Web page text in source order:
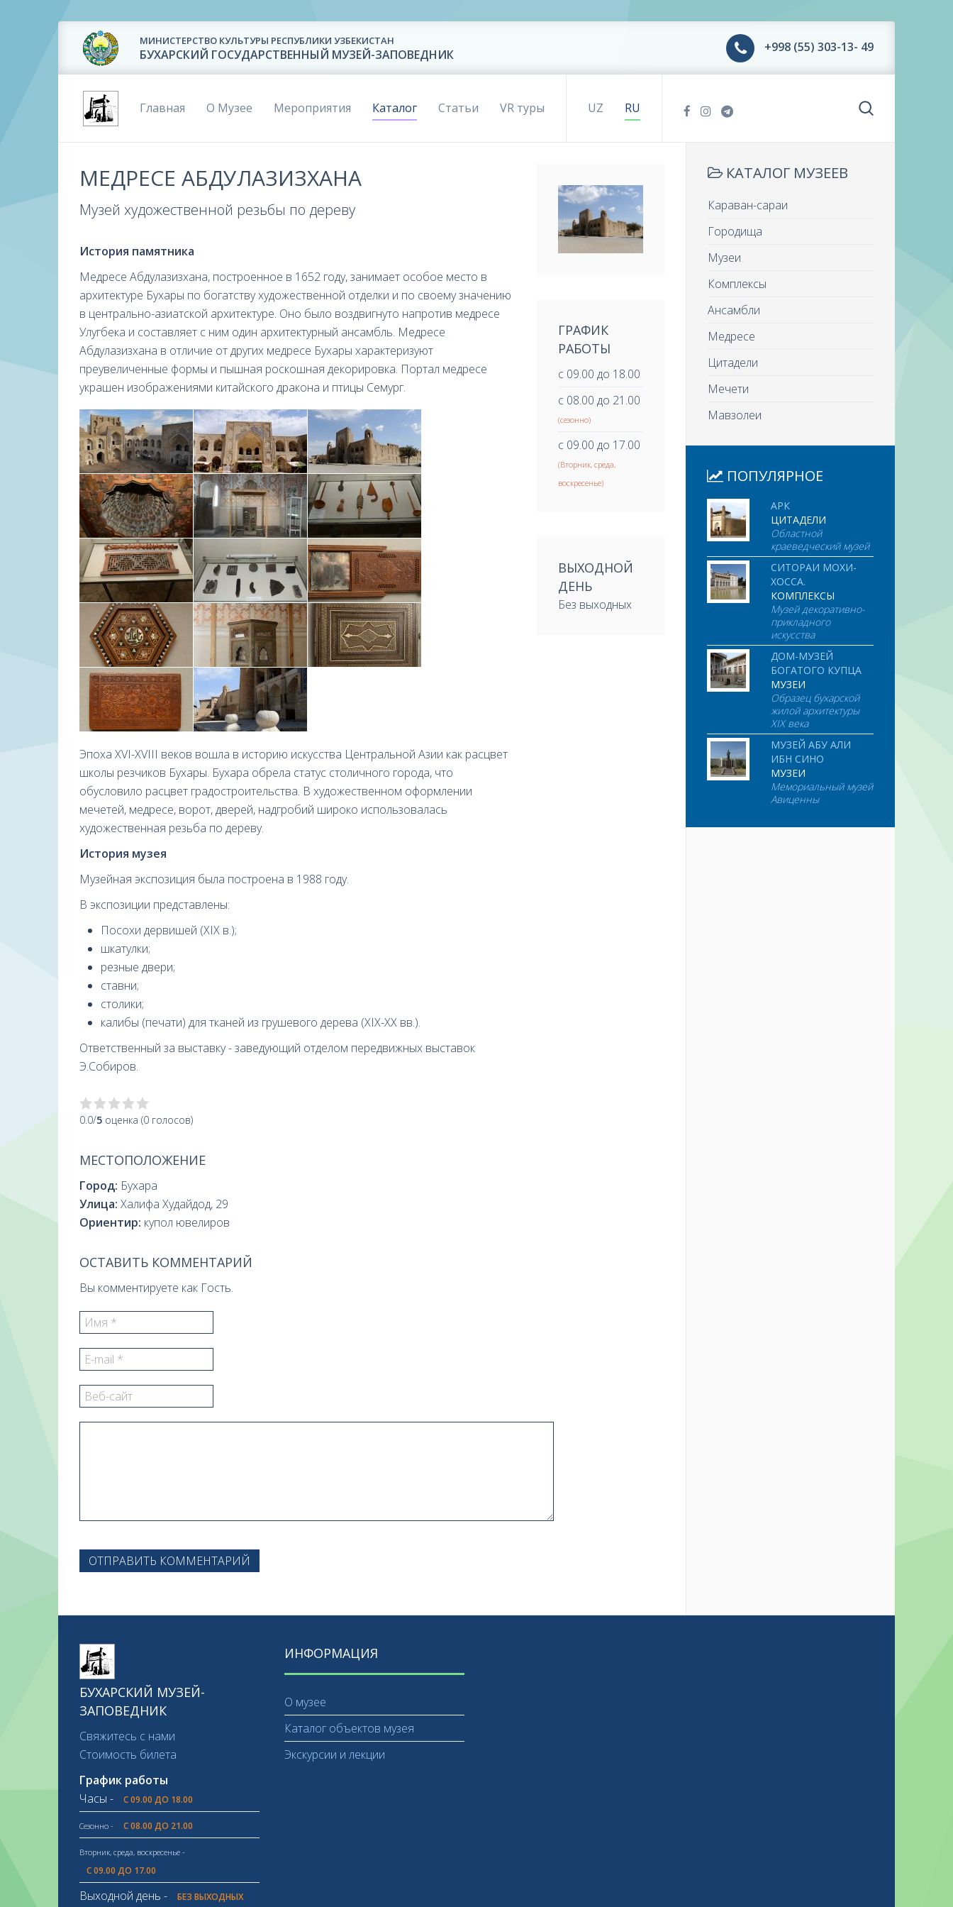
МИНИСТЕРСТВО КУЛЬТУРЫ РЕСПУБЛИКИ УЗБЕКИСТАН
БУХАРСКИЙ ГОСУДАРСТВЕННЫЙ МУЗЕЙ-ЗАПОВЕДНИК +998 (55) 303-13- 49
Главная О Музее Мероприятия Каталог Статьи VR туры UZ RU
МЕДРЕСЕ АБДУЛАЗИЗХАНА
Музей художественной резьбы по дереву
История памятника
Медресе Абдулазизхана, построенное в 1652 году, занимает особое место в
архитектуре Бухары по богатству художественной отделки и по своему значению
в центрально-азиатской архитектуре. Оно было воздвигнуто напротив медресе
Улугбека и составляет с ним один архитектурный ансамбль. Медресе
Абдулазизхана в отличие от других медресе Бухары характеризуют
преувеличенные формы и пышная роскошная декорировка. Портал медресе
украшен изображениями китайского дракона и птицы Семург.
Эпоха XVI-XVIII веков вошла в историю искусства Центральной Азии как расцвет
школы резчиков Бухары. Бухара обрела статус столичного города, что
обусловило расцвет градостроительства. В художественном оформлении
мечетей, медресе, ворот, дверей, надгробий широко использовалась
художественная резьба по дереву.
История музея
Музейная экспозиция была построена в 1988 году.
В экспозиции представлены:
Посохи дервишей (XIX в.);
шкатулки;
резные двери;
ставни;
столики;
калибы (печати) для тканей из грушевого дерева (XIX-XX вв.).
Ответственный за выставку - заведующий отделом передвижных выставок
Э.Собиров.
0.0/5 оценка (0 голосов)
МЕСТОПОЛОЖЕНИЕ
Город: Бухара
Улица: Халифа Худайдод, 29
Ориентир: купол ювелиров
ГРАФИК
РАБОТЫ
с 09.00 до 18.00
с 08.00 до 21.00
(сезонно)
с 09.00 до 17.00
(Вторник, среда,
воскресенье)
ВЫХОДНОЙ
ДЕНЬ
Без выходных
ОСТАВИТЬ КОММЕНТАРИЙ
Вы комментируете как Гость.
ОТПРАВИТЬ КОММЕНТАРИЙ
КАТАЛОГ МУЗЕЕВ
Караван-сараи
Городища
Музеи
Комплексы
Ансамбли
Медресе
Цитадели
Мечети
Мавзолеи
ПОПУЛЯРНОЕ
АРК
ЦИТАДЕЛИ
Областной
краеведческий музей
СИТОРАИ МОХИ-
ХОССА.
КОМПЛЕКСЫ
Музей декоративно-
прикладного
искусства
ДОМ-МУЗЕЙ
БОГАТОГО КУПЦА
МУЗЕИ
Образец бухарской
жилой архитектуры
XIX века
МУЗЕЙ АБУ АЛИ
ИБН СИНО
МУЗЕИ
Мемориальный музей
Авиценны
БУХАРСКИЙ МУЗЕЙ-
ЗАПОВЕДНИК
Свяжитесь с нами
Стоимость билета
График работы
Часы -
С 09.00 ДО 18.00
Сезонно - С 08.00 ДО 21.00
Вторник, среда, воскресенье -
С 09.00 ДО 17.00
Выходной день - БЕЗ ВЫХОДНЫХ
ИНФОРМАЦИЯ
О музее
Каталог объектов музея
Экскурсии и лекции